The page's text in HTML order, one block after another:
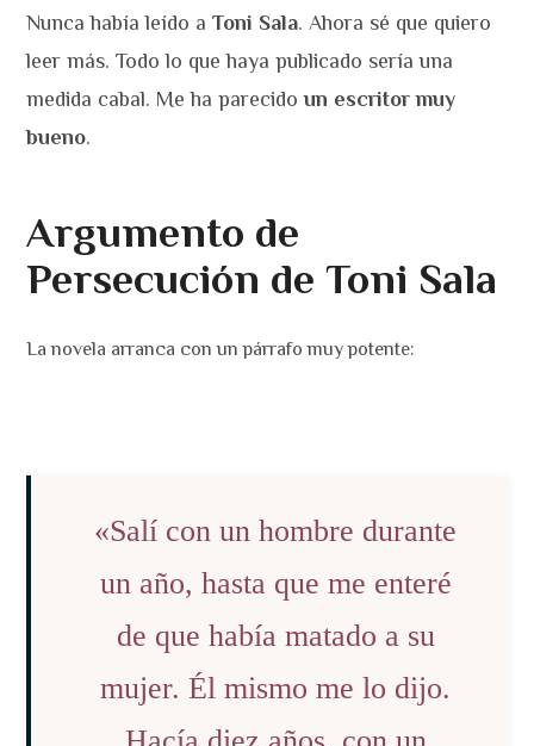
Nunca había leído aToni Sala. Ahora sé que quiero
leer más. Todo lo que haya publicado sería una
medida cabal. Me ha parecidoun escritor muy
bueno.
Argumento de
Persecución de Toni Sala
La novela arranca con un párrafo muy potente:
«Salí con un hombre durante
un año, hasta que me enteré
de que había matado a su
mujer. Él mismo me lo dijo.